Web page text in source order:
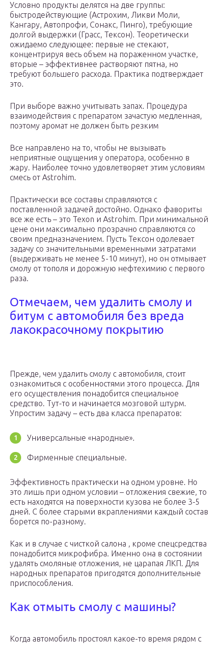
Условно продукты делятся на две группы:
быстродействующие (Астрохим, Ликви Моли,
Кангару, Автопрофи, Сонакс, Пинго), требующие
долгой выдержки (Грасс, Тексон). Теоретически
ожидаемо следующее: первые не стекают,
концентрируя весь объем на пораженном участке,
вторые – эффективнее растворяют пятна, но
требуют большего расхода. Практика подтверждает
это.
При выборе важно учитывать запах. Процедура
взаимодействия с препаратом зачастую медленная,
поэтому аромат не должен быть резким
Все направлено на то, чтобы не вызывать
неприятные ощущения у оператора, особенно в
жару. Наиболее точно удовлетворяет этим условиям
смесь от Astrohim.
Практически все составы справляются с
поставленной задачей достойно. Однако фавориты
все же есть – это Texon и Astrohim. При минимальной
цене они максимально прозрачно справляются со
своим предназначением. Пусть Тексон одолевает
задачу со значительными временными затратами
(выдерживать не менее 5-10 минут), но он отмывает
смолу от тополя и дорожную нефтехимию с первого
раза.
Отмечаем, чем удалить смолу и
битум с автомобиля без вреда
лакокрасочному покрытию
Прежде, чем удалить смолу с автомобиля, стоит
ознакомиться с особенностями этого процесса. Для
его осуществления понадобится специальное
средство. Тут-то и начинается мозговой штурм.
Упростим задачу – есть два класса препаратов:
Универсальные «народные».
Фирменные специальные.
Эффективность практически на одном уровне. Но
это лишь при одном условии – отложения свежие, то
есть находятся на поверхности кузова не более 3-5
дней. С более старыми вкраплениями каждый состав
борется по-разному.
Как и в случае с чисткой салона , кроме спецсредства
понадобится микрофибра. Именно она в состоянии
удалять смоляные отложения, не царапая ЛКП. Для
народных препаратов пригодятся дополнительные
приспособления.
Как отмыть смолу с машины?
Когда авто­мо­биль про­сто­ял какое-то вре­мя рядом с